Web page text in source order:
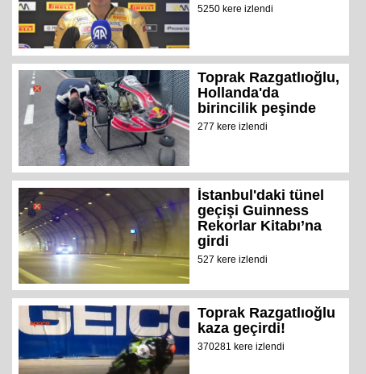
5250 kere izlendi
Toprak Razgatlıoğlu,
Hollanda'da
birincilik peşinde
277 kere izlendi
İstanbul'daki tünel
geçişi Guinness
Rekorlar Kitabı’na
girdi
527 kere izlendi
Toprak Razgatlıoğlu
kaza geçirdi!
370281 kere izlendi